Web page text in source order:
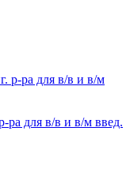
ра для в/в и в/м введ.